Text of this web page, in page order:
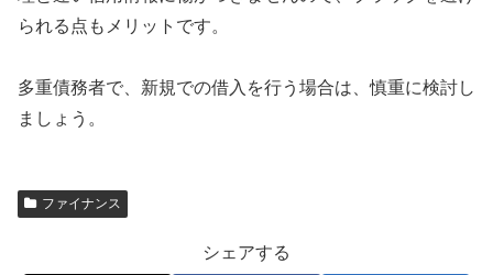
られる点もメリットです。
多重債務者で、新規での借入を行う場合は、慎重に検討し
ましょう。
ファイナンス
シェアする